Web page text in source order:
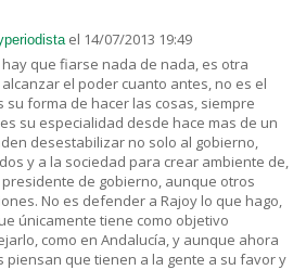
el 14/07/2013 19:49
que fiarse nada de nada, es otra
el poder cuanto antes, no es el
su forma de hacer las cosas, siempre
su especialidad desde hace mas de un
desestabilizar no solo al gobierno,
y a la sociedad para crear ambiente de,
de gobierno, aunque otros
No es defender a Rajoy lo que hago,
únicamente tiene como objetivo
como en Andalucía, y aunque ahora
piensan que tienen a la gente a su favor y